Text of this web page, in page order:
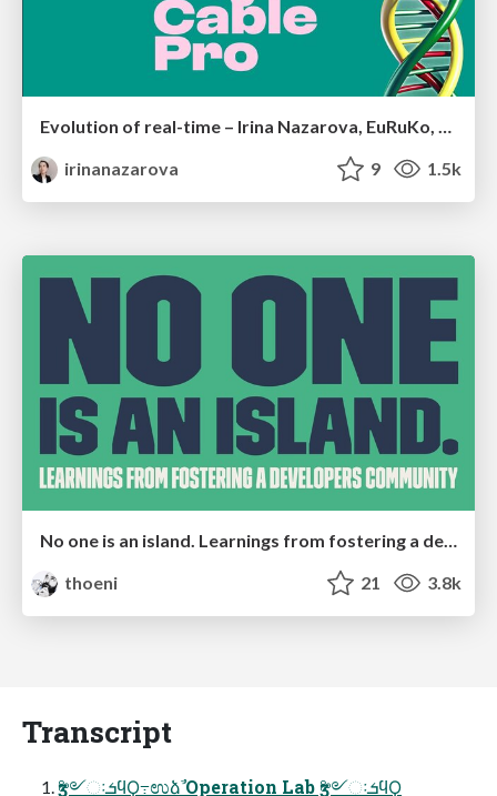
Evolution of real-time – Irina Nazarova, EuRuKo, 2024
irinanazarova
9 1.5k
thoeni
21 3.8k
Transcript
ӡ༻ઃܭϥϘ߹ಉձࣾ Operation Lab ӡ༻ઃܭϥϘ